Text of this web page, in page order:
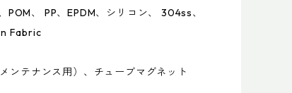
POM、 PP、EPDM、シリコン、 304ss、
Fabric
ンテナンス用）、チューブマグネット